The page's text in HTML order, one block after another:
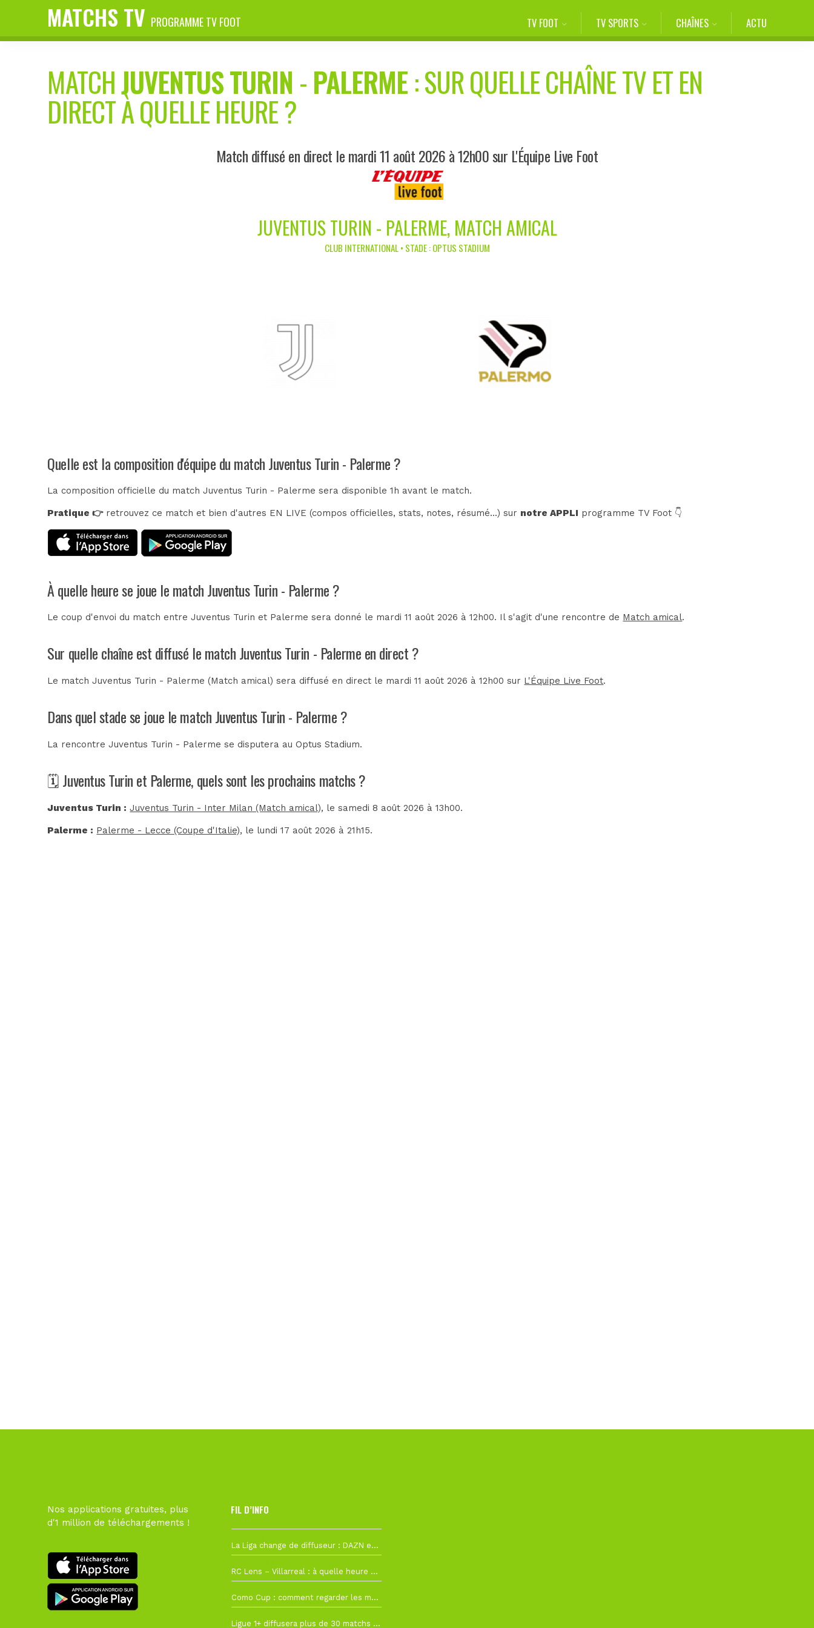
MATCHS TV PROGRAMME TV FOOT TV FOOT TV SPORTS CHAÎNES ACTU
MATCHJUVENTUS TURIN -PALERME: SUR QUELLE CHAÎNE TV ET EN
DIRECT À QUELLE HEURE ?
Match diffusé en direct le mardi 11 août 2026 à 12h00 sur L'Équipe Live Foot
JUVENTUS TURIN - PALERME, MATCH AMICAL
CLUB INTERNATIONAL • STADE : OPTUS STADIUM
Quelle est la composition d'équipe du match Juventus Turin - Palerme ?
La composition officielle du match Juventus Turin - Palerme sera disponible 1h avant le match.
Pratique 👉retrouvez ce match et bien d'autres EN LIVE (compos officielles, stats, notes, résumé...) sur notre APPLI programme TV Foot 👇
À quelle heure se joue le match Juventus Turin - Palerme ?
Le coup d'envoi du match entre Juventus Turin et Palerme sera donné le mardi 11 août 2026 à 12h00. Il s'agit d'une rencontre de Match amical.
Sur quelle chaîne est diffusé le match Juventus Turin - Palerme en direct ?
Le match Juventus Turin - Palerme (Match amical) sera diffusé en direct le mardi 11 août 2026 à 12h00 sur L'Équipe Live Foot.
Dans quel stade se joue le match Juventus Turin - Palerme ?
La rencontre Juventus Turin - Palerme se disputera auOptus Stadium.
🗓️ Juventus Turin et Palerme, quels sont les prochains matchs ?
Juventus Turin : Juventus Turin - Inter Milan (Match amical), le samedi 8 août 2026 à 13h00.
Palerme : Palerme - Lecce (Coupe d'Italie), le lundi 17 août 2026 à 21h15.
Nos applications gratuites, plus
d'1 million de téléchargements !
FIL D’INFO
La Liga change de diffuseur : DAZN et Disney+ remplacent beIN Sports !
RC Lens – Villarreal : à quelle heure et sur quelle chaîne voir la finale de la Como Cup ?
Como Cup : comment regarder les matchs du RC Lens en direct ?
Ligue 1+ diffusera plus de 30 matchs amicaux avant la reprise de la Ligue 1